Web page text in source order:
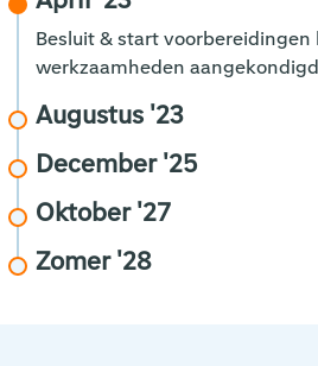
Besluit & start
werkzaamheden
Augustus '23
December '25
Oktober '27
Zomer '28